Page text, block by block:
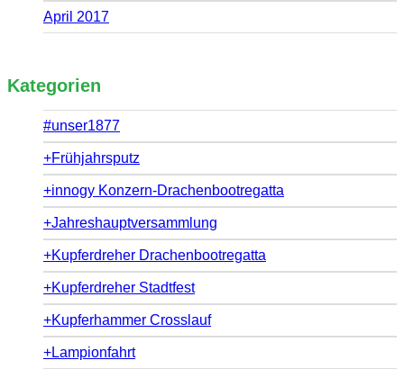
April 2017
Kategorien
#unser1877
+Frühjahrsputz
+innogy Konzern-Drachenbootregatta
+Jahreshauptversammlung
+Kupferdreher Drachenbootregatta
+Kupferdreher Stadtfest
+Kupferhammer Crosslauf
+Lampionfahrt